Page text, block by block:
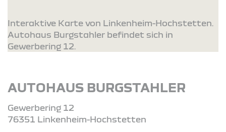
Interaktive Karte von Linkenheim-Hochstetten.
Autohaus Burgstahler befindet sich in
Gewerbering 12.
AUTOHAUS BURGSTAHLER
Gewerbering 12
76351 Linkenheim-Hochstetten